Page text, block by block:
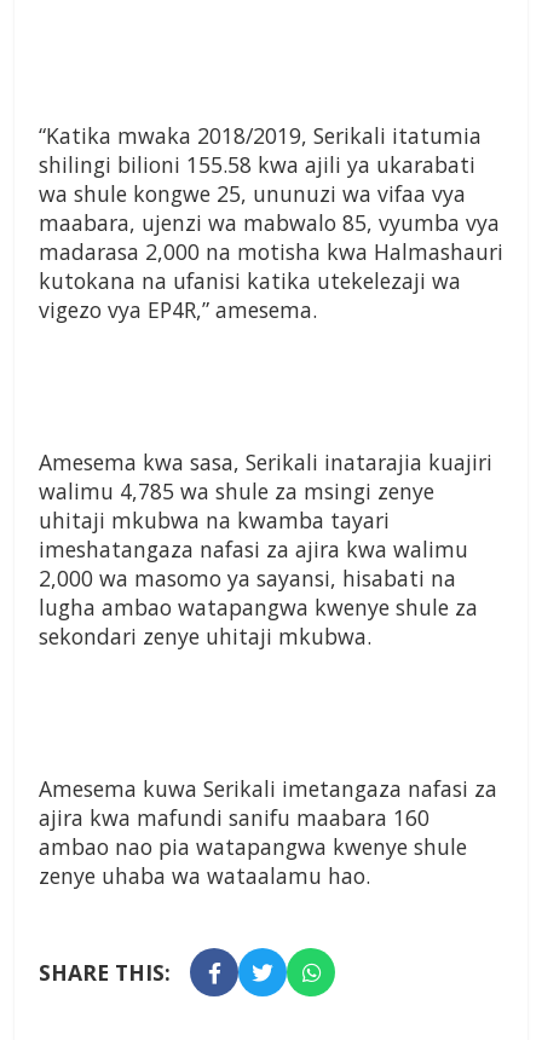
“Katika mwaka 2018/2019, Serikali itatumia
shilingi bilioni 155.58 kwa ajili ya ukarabati
wa shule kongwe 25, ununuzi wa vifaa vya
maabara, ujenzi wa mabwalo 85, vyumba vya
madarasa 2,000 na motisha kwa Halmashauri
kutokana na ufanisi katika utekelezaji wa
vigezo vya EP4R,” amesema.
Amesema kwa sasa, Serikali inatarajia kuajiri
walimu 4,785 wa shule za msingi zenye
uhitaji mkubwa na kwamba tayari
imeshatangaza nafasi za ajira kwa walimu
2,000 wa masomo ya sayansi, hisabati na
lugha ambao watapangwa kwenye shule za
sekondari zenye uhitaji mkubwa.
Amesema kuwa Serikali imetangaza nafasi za
ajira kwa mafundi sanifu maabara 160
ambao nao pia watapangwa kwenye shule
zenye uhaba wa wataalamu hao.
SHARE THIS: